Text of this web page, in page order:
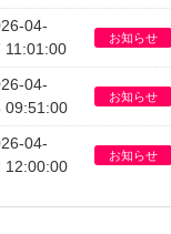
04-
11:01:00
お知らせ
04-
09:51:00
お知らせ
04-
12:00:00
お知らせ